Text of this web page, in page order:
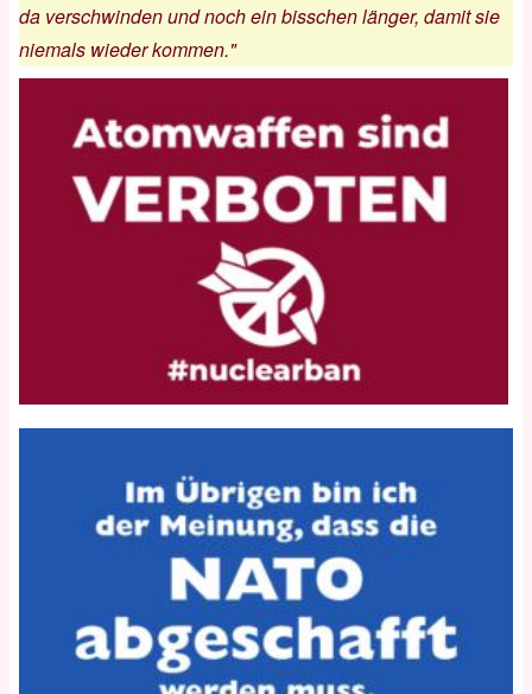
da verschwinden und noch ein bisschen länger, damit sie
niemals wieder kommen."